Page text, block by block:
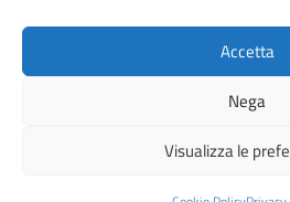
Accetta
Nega
Visualizza le
Conto Tesoreria
CODICE TESORERIA: TU-421-0310110
IBAN: IT 84 E 01000 04306
Idea e